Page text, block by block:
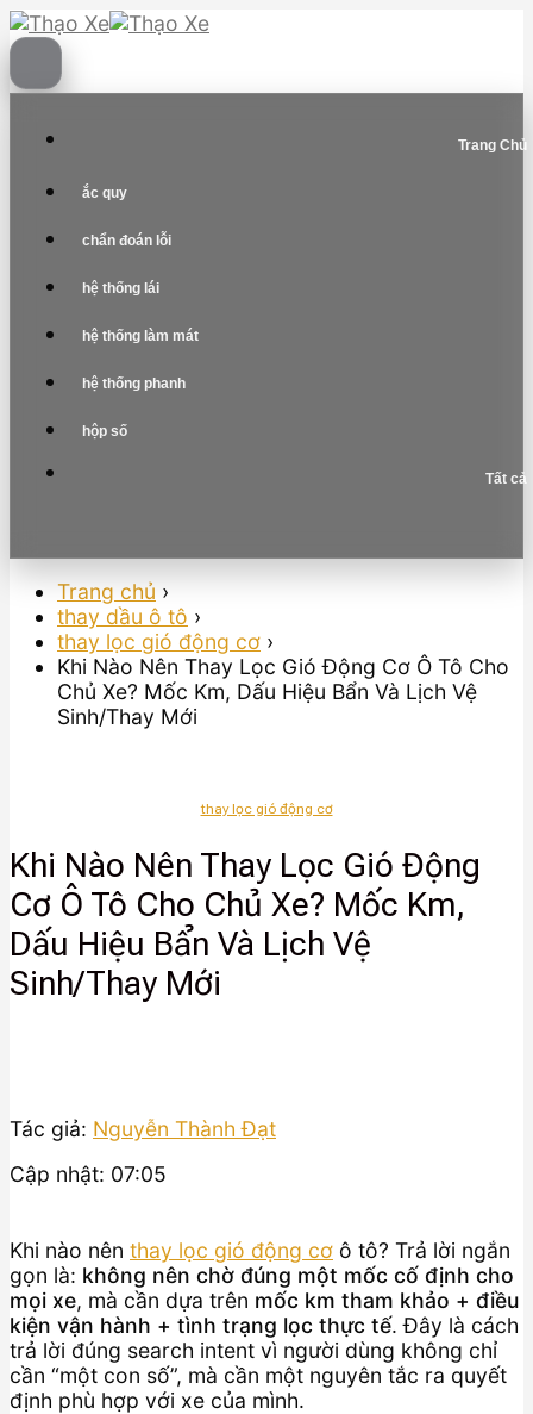
Skip
to
content
Trang Chủ
ắc quy
chẩn đoán lỗi
hệ thống lái
hệ thống làm mát
hệ thống phanh
hộp số
Tất cả
Trang chủ ›
thay dầu ô tô ›
thay lọc gió động cơ ›
Khi Nào Nên Thay Lọc Gió Động Cơ Ô Tô Cho
Chủ Xe? Mốc Km, Dấu Hiệu Bẩn Và Lịch Vệ
Sinh/Thay Mới
thay lọc gió động cơ
Khi Nào Nên Thay Lọc Gió Động
Cơ Ô Tô Cho Chủ Xe? Mốc Km,
Dấu Hiệu Bẩn Và Lịch Vệ
Sinh/Thay Mới
Tác giả: Nguyễn Thành Đạt
Cập nhật: 07:05
Khi nào nên thay lọc gió động cơ ô tô? Trả lời ngắn
gọn là: không nên chờ đúng một mốc cố định cho
mọi xe, mà cần dựa trên mốc km tham khảo + điều
kiện vận hành + tình trạng lọc thực tế. Đây là cách
trả lời đúng search intent vì người dùng không chỉ
cần “một con số”, mà cần một nguyên tắc ra quyết
định phù hợp với xe của mình.